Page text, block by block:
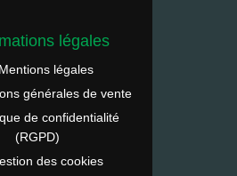
légales
Mentions légales
générales de vente
de confidentialité
(RGPD)
des cookies